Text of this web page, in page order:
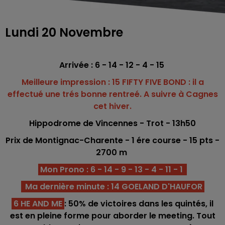
Lundi 20 Novembre
Arrivée : 6 - 14 - 12 - 4 - 15
Meilleure impression : 15 FIFTY FIVE BOND : il a
effectué une trés bonne rentreé. A suivre à Cagnes
cet hiver.
Hippodrome de Vincennes - Trot - 13h50
Prix de Montignac-Charente - 1 ére course - 15 pts -
2700 m
Mon Prono : 6 - 14 - 9 - 13 - 4 - 11 - 1
Ma dernière minute : 14 GOELAND D'HAUFOR
6 HE AND ME : 50% de victoires dans les quintés, il
est en pleine forme pour aborder le meeting. Tout